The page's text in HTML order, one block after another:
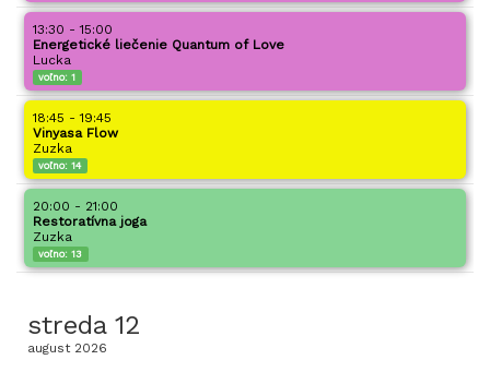
13:30 - 15:00
Energetické liečenie Quantum of Love
Lucka
voľno:1
18:45 - 19:45
Vinyasa Flow
Zuzka
voľno:14
20:00 - 21:00
Restoratívna joga
Zuzka
voľno:13
streda 12
august 2026